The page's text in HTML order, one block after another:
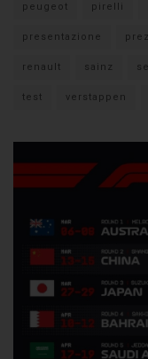
peugeot pirelli
presentazione
renault sainz
test verstappen